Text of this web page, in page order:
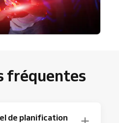
fréquentes
de planification